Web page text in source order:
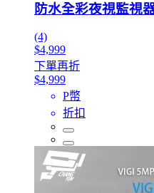
防水全彩夜視監視
(4)
$4,999
下單再折
$4,999
P幣
折扣